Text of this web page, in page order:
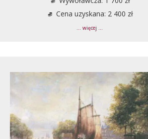
Cena uzyskana: 2 400 zł
... więcej ...